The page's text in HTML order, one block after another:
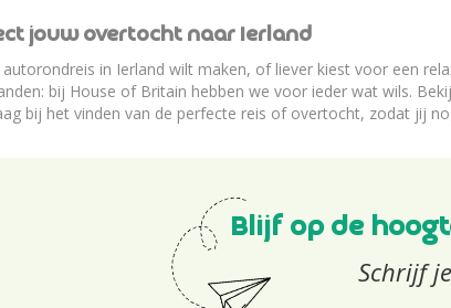
jouw overtocht naar Ierland
in Ierland wilt maken, of liever kiest voor een
bij House of Britain hebben we voor ieder wat wils.
bij het vinden van de perfecte reis of overtocht, zodat jij
Blijf op de
Schrijf